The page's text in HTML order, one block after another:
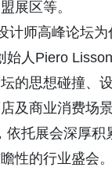
展区等。
计师高峰论坛
人Piero
的思想碰撞、
及商业消费场
托展会深厚
性的行业盛会